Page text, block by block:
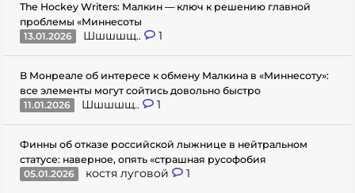
The Hockey Writers: Малкин — ключ к решению главной
проблемы «Миннесоты
13.01.2026
Шшшшщ.. 1
В Монреале об интересе к обмену Малкина в «Миннесоту»:
все элементы могут сойтись довольно быстро
11.01.2026
Шшшшщ.. 1
Финны об отказе российской лыжнице в нейтральном
статусе: наверное, опять «страшная русофобия
05.01.2026
костя луговой 1